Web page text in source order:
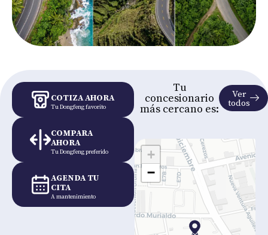
COTIZA AHORA
Tu Dongfeng favorito
COMPARA
AHORA
Tu Dongfeng preferido
AGENDA TU
CITA
A mantenimiento
Tu
concesionario
más cercano es:
Ver
todos
+
−